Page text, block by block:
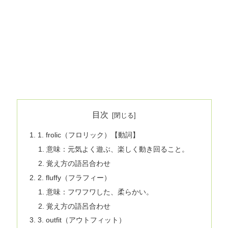
目次
1. frolic（フロリック）【動詞】
意味：元気よく遊ぶ、楽しく動き回ること。
覚え方の語呂合わせ
2. fluffy（フラフィー）
意味：フワフワした、柔らかい。
覚え方の語呂合わせ
3. outfit（アウトフィット）